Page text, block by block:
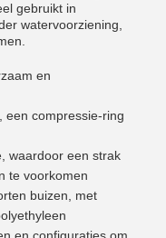
gebruikt in
watervoorziening,
en
een compressie-ring
waardoor een strak
te voorkomen
buizen, met